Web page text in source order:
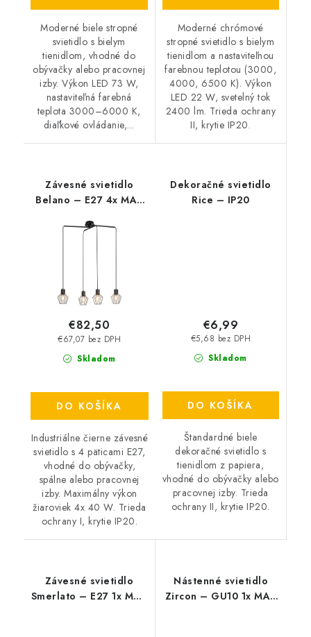
Moderné biele stropné
svietidlo s bielym
tienidlom, vhodné do
obývačky alebo pracovnej
izby. Výkon LED 73 W,
nastaviteľná farebná
teplota 3000–6000 K,
diaľkové ovládanie,...
Moderné chrómové
stropné svietidlo s bielym
tienidlom a nastaviteľnou
farebnou teplotou (3000,
4000, 6500 K). Výkon
LED 22 W, svetelný tok
2400 lm. Trieda ochrany
II, krytie IP20.
Závesné svietidlo
Belano – E27 4x MAX
Skladom
€67,07 bez DPH
€82,50
DO KOŠÍKA
Industriálne čierne závesné
svietidlo s 4 päticami E27,
vhodné do obývačky,
spálne alebo pracovnej
izby. Maximálny výkon
žiaroviek 4x 40 W. Trieda
ochrany I, krytie IP20.
Dekoračné svietidlo
Rice – IP20
Skladom
€5,68 bez DPH
€6,99
DO KOŠÍKA
Štandardné biele
dekoračné svietidlo s
tienidlom z papiera,
vhodné do obývačky alebo
pracovnej izby. Trieda
ochrany II, krytie IP20.
Závesné svietidlo
Smerlato – E27 1x MAX
Nástenné svietidlo
Zircon – GU10 1x MAX